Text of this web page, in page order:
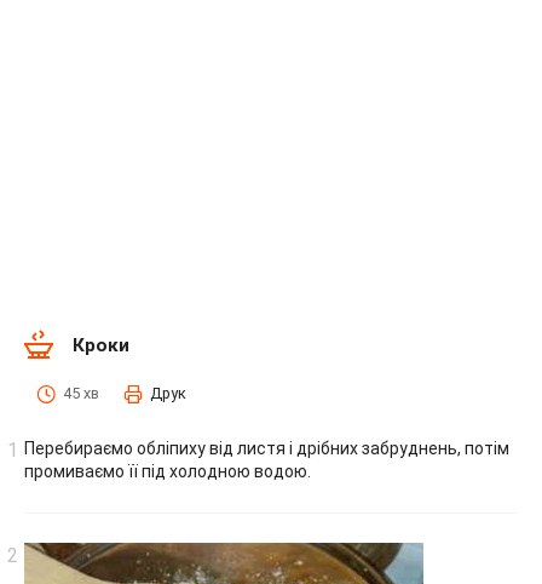
Кроки
45 хв Друк
Перебираємо обліпиху від листя і дрібних забруднень, потім
промиваємо її під холодною водою.